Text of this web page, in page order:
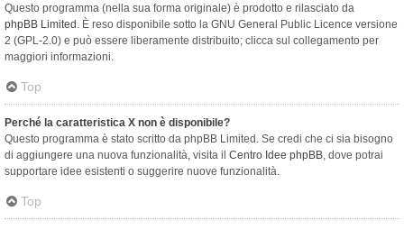
Questo programma (nella sua forma originale) è prodotto e rilasciato da
phpBB Limited . È reso disponibile sotto la GNU General Public Licence versione
2 (GPL-2.0) e può essere liberamente distribuito; clicca sul collegamento per
maggiori informazioni.
Top
Perché la caratteristica X non è disponibile?
Questo programma è stato scritto da phpBB Limited. Se credi che ci sia bisogno
di aggiungere una nuova funzionalità, visita il Centro Idee phpBB, dove potrai
supportare idee esistenti o suggerire nuove funzionalità.
Top